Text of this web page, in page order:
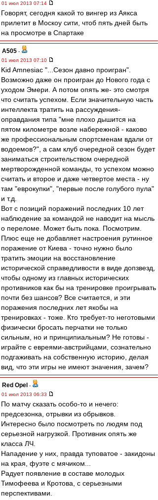
01 июл 2013 07:14
Говорят, сегодня какой то вингер из Аякса
прилетит в Москоу сити, чтоб пять дней быть
на просмотре в Спартаке
A505 -
01 июл 2013 07:10
Kid Amnesiac "...Сезон давно проигран".
Возможно даже он проигран до Нового года с
уходом Эмери. А потом опять же- это смотря
что считать успехом. Если значительную часть
интеллекта тратить на рассуждения-
оправдания типа "мне плохо дышится на
пятом километре возле набережной - каково
же профессиональным спортсменам вдали от
водоемов?", а сам клуб очередной сезон будет
заниматься строительством очередной
мертворожденной команды, то успехом можно
считать и второе и даже четвертое места - ну
там "еврокупки", "первые после голубого пула"
и т.д.
Вот с позиций поражений последних 10 лет
наблюдение за командой не наводит на мысль
о переломе. Может быть пока. Посмотрим.
Плюс еще не добавляет настроения рутинное
поражение от Киева - точно нужно было
тратить эмоции на восстановление
исторической справедливости в виде допзвезд,
чтобы одному из главных исторических
противников как бы на тренировке проигрывать
почти без шансов? Все считается, и эти
поражения последних лет якобы на
тренировках - тоже. Кто требует-то неготовыми
физически бросать перчатки не только
сильным, но и принципиальным? Не готовы -
играйте с евреями-австрийцами, сознательно
подгаживать на собственную историю, делая
вид, что эти игры не имеют значения, зачем?
Red Opel -
01 июл 2013 06:33
По матчу сказать особо-то и нечего:
предсезонка, отрывки из обрывков.
Интересно было посмотреть по людям под
серьезной нагрузкой. Противник опять же
класса ЛЧ.
Нападение у них, правда туповатое - закидоны
на края, фуэте с мячиком...
Радует появление в составе молодых
Тимофеева и Кротова, с серьезными
перспективами.